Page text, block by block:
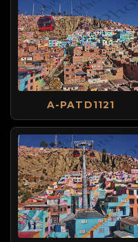
A-PATD1121